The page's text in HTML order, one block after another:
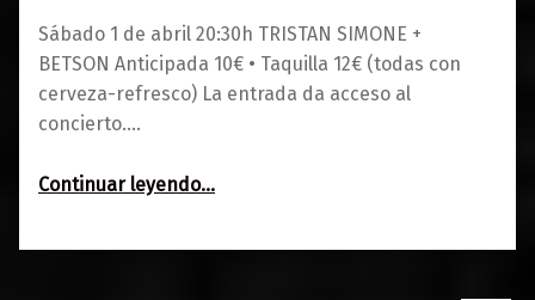
Sábado 1 de abril 20:30h TRISTAN SIMONE +
BETSON Anticipada 10€ • Taquilla 12€ (todas con
cerveza-refresco) La entrada da acceso al
concierto.…
Continuar leyendo…